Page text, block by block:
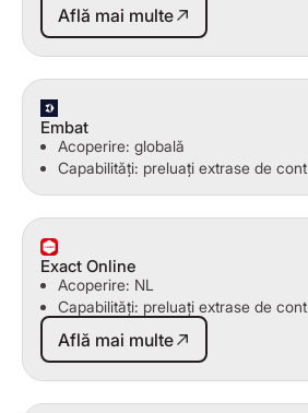
Află mai multe
Embat
Acoperire: globală
Capabilități: preluați extrase de cont
Exact Online
Acoperire: NL
Capabilități: preluați extrase de cont
Află mai multe
Află mai multe